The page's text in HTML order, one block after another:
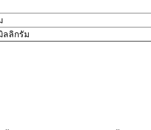
ลลิกรัม